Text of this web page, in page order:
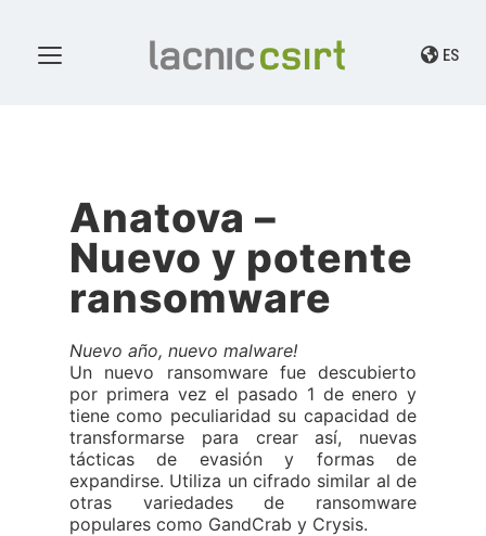
ES
Anatova –
Nuevo y potente
ransomware
Nuevo año, nuevo malware!
Un nuevo ransomware fue descubierto
por primera vez el pasado 1 de enero y
tiene como peculiaridad su capacidad de
transformarse para crear así, nuevas
tácticas de evasión y formas de
expandirse. Utiliza un cifrado similar al de
otras variedades de ransomware
populares como GandCrab y Crysis.